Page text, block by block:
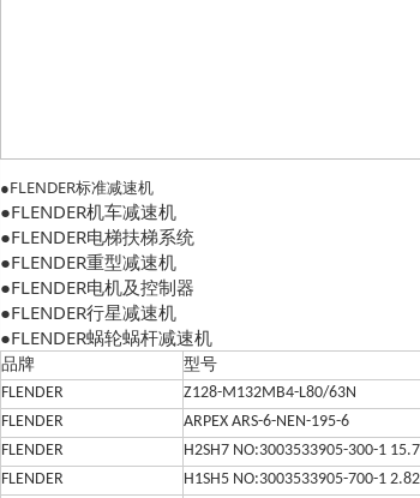
●FLENDER标准减速机
●FLENDER机车减速机
●FLENDER电梯扶梯系统
●FLENDER重型减速机
●FLENDER电机及控制器
●FLENDER行星减速机
●FLENDER蜗轮蜗杆减速机
品牌
型号
FLENDER
Z128-M132MB4-L80/63N
FLENDER
ARPEX ARS-6-NEN-195-6
FLENDER
H2SH7 NO:3003533905-300-1
FLENDER
H1SH5 NO:3003533905-700-1